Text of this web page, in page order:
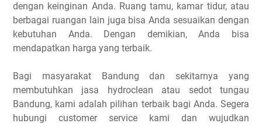
dengan keinginan Anda. Ruang tamu, kamar tidur, atau
berbagai ruangan lain juga bisa Anda sesuaikan dengan
kebutuhan Anda. Dengan demikian, Anda bisa
mendapatkan harga yang terbaik.
Bagi masyarakat Bandung dan sekitarnya yang
membutuhkan jasa hydroclean atau sedot tungau
Bandung, kami adalah pilihan terbaik bagi Anda. Segera
hubungi customer service kami dan wujudkan